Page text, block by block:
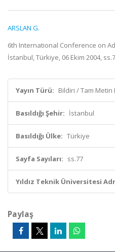
ARSLAN G.
6th International Conference on
İstanbul, Türkiye, 06 Ekim 2004,
Yayın Türü: Bildiri / Tam Metin
Basıldığı Şehir: İstanbul
Basıldığı Ülke: Türkiye
Sayfa Sayıları: ss.77
Yıldız Teknik Üniversitesi
Paylaş